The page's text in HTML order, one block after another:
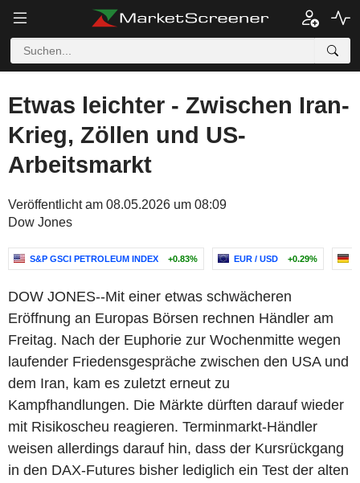
Etwas leichter - Zwischen Iran-
Krieg, Zöllen und US-
Arbeitsmarkt
Veröffentlicht am 08.05.2026 um 08:09
Dow Jones
S&P GSCI PETROLEUM INDEX +0.83% EUR / USD +0.29%
DOW JONES--Mit einer etwas schwächeren
Eröffnung an Europas Börsen rechnen Händler am
Freitag. Nach der Euphorie zur Wochenmitte wegen
laufender Friedensgespräche zwischen den USA und
dem Iran, kam es zuletzt erneut zu
Kampfhandlungen. Die Märkte dürften darauf wieder
mit Risikoscheu reagieren. Terminmarkt-Händler
weisen allerdings darauf hin, dass der Kursrückgang
in den DAX-Futures bisher lediglich ein Test der alten